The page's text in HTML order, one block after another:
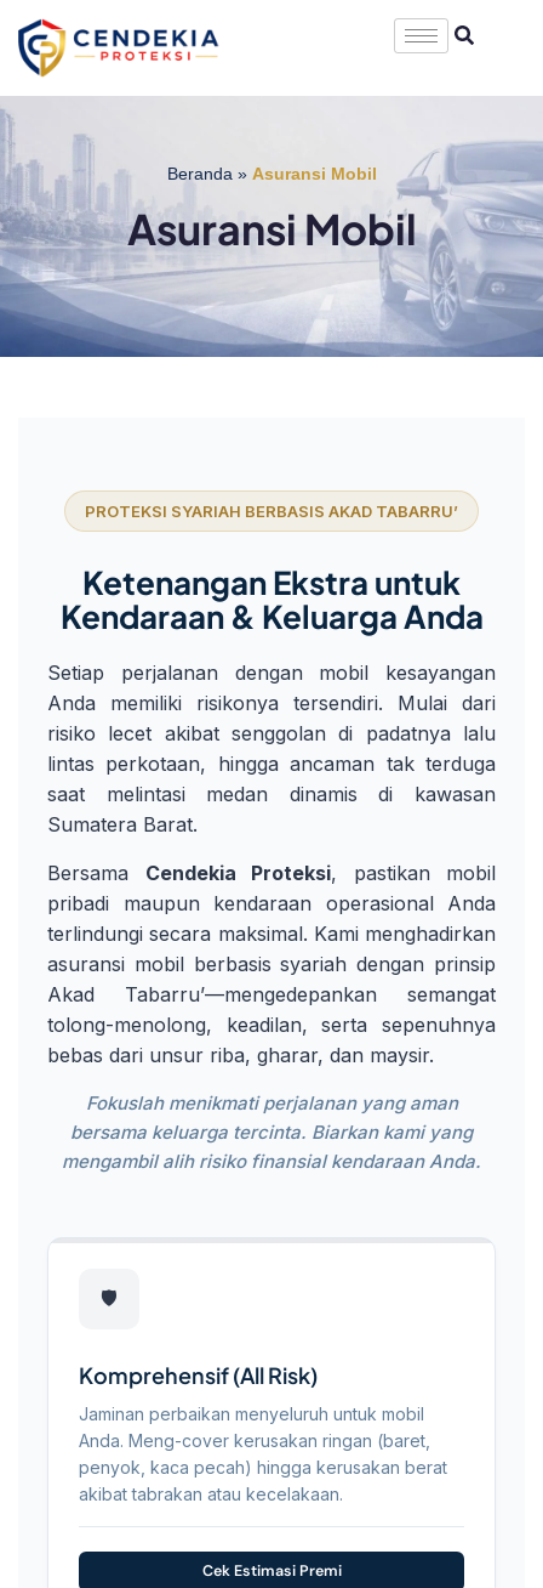
Beranda » Asuransi Mobil
Asuransi Mobil
PROTEKSI SYARIAH BERBASIS AKAD TABARRU’
Ketenangan Ekstra untuk
Kendaraan & Keluarga Anda
Setiap perjalanan dengan mobil kesayangan
Anda memiliki risikonya tersendiri. Mulai dari
risiko lecet akibat senggolan di padatnya lalu
lintas perkotaan, hingga ancaman tak terduga
saat melintasi medan dinamis di kawasan
Sumatera Barat.
Bersama Cendekia Proteksi, pastikan mobil
pribadi maupun kendaraan operasional Anda
terlindungi secara maksimal. Kami menghadirkan
asuransi mobil berbasis syariah dengan prinsip
Akad Tabarru’—mengedepankan semangat
tolong-menolong, keadilan, serta sepenuhnya
bebas dari unsur riba, gharar, dan maysir.
Fokuslah menikmati perjalanan yang aman
bersama keluarga tercinta. Biarkan kami yang
mengambil alih risiko finansial kendaraan Anda.
Daftar
Pilihan
Kendaraan
🛡️
Komprehensif (All Risk)
Jaminan perbaikan menyeluruh untuk mobil
Anda. Meng-cover kerusakan ringan (baret,
penyok, kaca pecah) hingga kerusakan berat
akibat tabrakan atau kecelakaan.
Cek Estimasi Premi